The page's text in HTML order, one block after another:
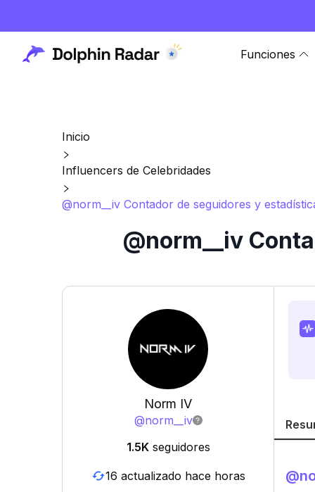
Funciones
Inicio
Influencers de Celebridades
@norm__iv Contador de seguidores y
@norm__iv
Norm IV
@norm__iv
1.5K seguidores
16 actualizado hace horas @